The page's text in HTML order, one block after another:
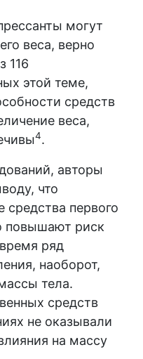
могут
веса, верно
116
этой теме,
средств
веса,
4.
авторы
что
средства первого
повышают риск
ряд
наоборот,
тела.
средств
не оказывали
на массу